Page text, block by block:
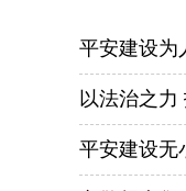
平安建设为
以法治之力
平安建设无